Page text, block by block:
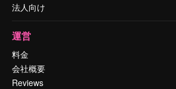
法人向け
運営
料金
会社概要
Reviews